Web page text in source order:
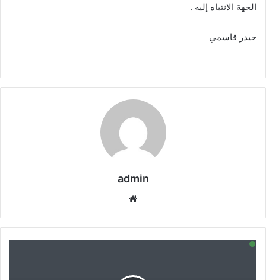
الجهة الانتباه إليه .
حيدر قاسمي
admin